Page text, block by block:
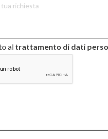
al trattamento di dati